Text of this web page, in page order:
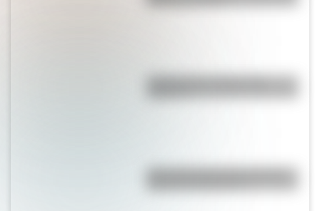
¿Por qué la Ruta 40 es la más